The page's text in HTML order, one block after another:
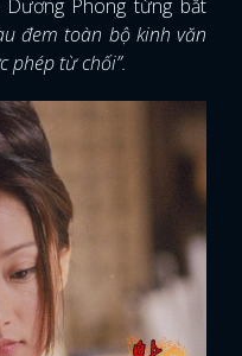
Phong từng bắt
đem toàn bộ kinh văn
phép từ chối”.